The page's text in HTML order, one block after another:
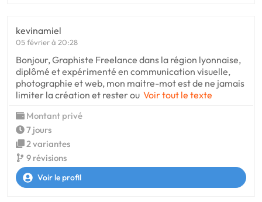
kevinamiel
05 février à 20:28
Bonjour, Graphiste Freelance dans la région lyonnaise,
diplômé et expérimenté en communication visuelle,
photographie et web, mon maitre-mot est de ne jamais
limiter la création et rester ou Voir tout le texte
Montant privé
7 jours
2 variantes
9 révisions
Voir le profil